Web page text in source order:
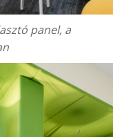
panel, a